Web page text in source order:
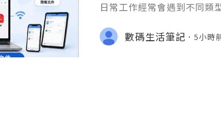
日常工作經常會遇到不同類
PDF。 如果每種文件都要
少人會接觸 WPS Offic
數碼生活筆記 5小時